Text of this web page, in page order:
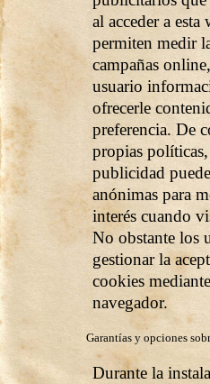
al acceder a
permiten medir
campañas
usuario
ofrecerle
preferencia. De
propias
publicidad
anónimas para
interés cuando
No obstante los
gestionar la
cookies
navegador.
Garantías y opciones
Durante la